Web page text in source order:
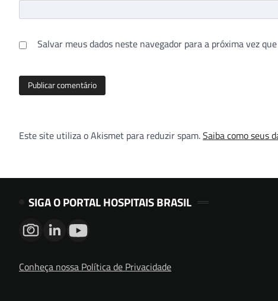
Salvar meus dados neste navegador para a próxima vez
Este site utiliza o Akismet para reduzir spam.Saiba como seus
SIGA O PORTAL HOSPITAIS BRASIL
Conheça nossa Política de Privacidade